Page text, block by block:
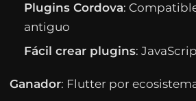
Plugins Cordova:
antiguo
Fácil crear plugins:
Ganador: Flutter por